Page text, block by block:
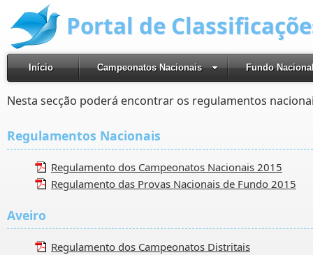
Portal de
Início Campeonatos Nacionais Fundo
Nesta secção poderá encontrar os regulamentos
Regulamentos Nacionais
Regulamento dos Campeonatos Nacionais 2015
Regulamento das Provas Nacionais de Fundo 2015
Aveiro
Regulamento dos Campeonatos Distritais